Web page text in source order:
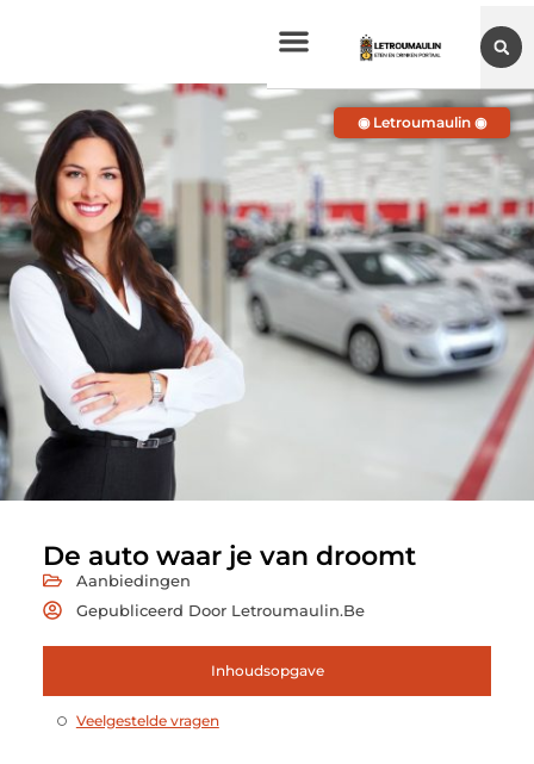
De auto waar je van droomt
Aanbiedingen
Gepubliceerd Door Letroumaulin.be
Inhoudsopgave
Veelgestelde vragen
◉ Letroumaulin ◉